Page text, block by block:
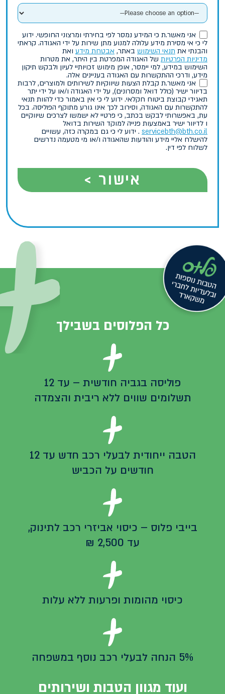
אני מאשר.ת כי המידע נמסר לפי בחירתי ומרצוני החופשי. ידוע
לי כי אי מסירת מידע עלולה למנוע מתן שירות על ידי האגודה. קראתי
והבנתי את תנאי השימוש באתר, אבטחת מידע ואת
מדיניות הפרטיות של האגודה המפרטת בין היתר, את מטרות
השימוש במידע, למי יימסר, אופן מימוש זכויותיי לעיון ולבקש תיקון
מידע, ודרכי ההתקשרות עם האגודה בעניינים אלה.
אני מאשר.ת קבלת הצעות שיווקיות לשירותים ולמוצרים, לרבות
בדיוור ישיר (כולל דואל ומסרונים), על ידי האגודה ו/או על ידי יתר
תאגידי קבוצת ביטוח חקלאי. ידוע לי כי אין באמור כדי להוות תנאי
להתקשרות עם האגודה, וסירוב לכך אינו גורע מתוקף הפוליסה. בכל
עת, באפשרותי לבקש בכתב, כי פרטיי לא ישמשו לצרכים שיווקיים
או לדיוור ישיר באמצעות פנייה למוקד השירות בדואל
servicebth@bth.co.il . ידוע לי כי גם במקרה כזה, עשויים
להישלח אליי מידע והודעות שהאגודה ו/או מי מטעמה נדרשים
לשלוח לפי דין.
כל הפלוסים בשבילך
פוליסה בגביה חודשית – עד 12
תשלומים שווים ללא ריבית והצמדה
הטבה ייחודית לבעלי רכב חדש עד 12
חודשים על הכביש
בייבי פלוס – כיסוי אביזרי רכב לתינוק,
עד 2,500 ₪
כיסוי מהומות ופרעות ללא עלות
5% הנחה לבעלי רכב נוסף במשפחה
ועוד מגוון הטבות ושירותים